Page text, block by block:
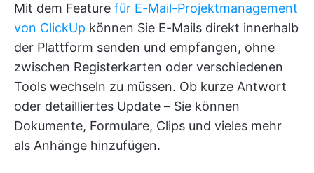
Mit dem Feature für E-Mail-Projektmanagement
von ClickUp können Sie E-Mails direkt innerhalb
der Plattform senden und empfangen, ohne
zwischen Registerkarten oder verschiedenen
Tools wechseln zu müssen. Ob kurze Antwort
oder detailliertes Update – Sie können
Dokumente, Formulare, Clips und vieles mehr
als Anhänge hinzufügen.